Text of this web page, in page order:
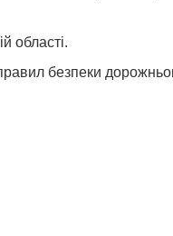
області.
безпеки